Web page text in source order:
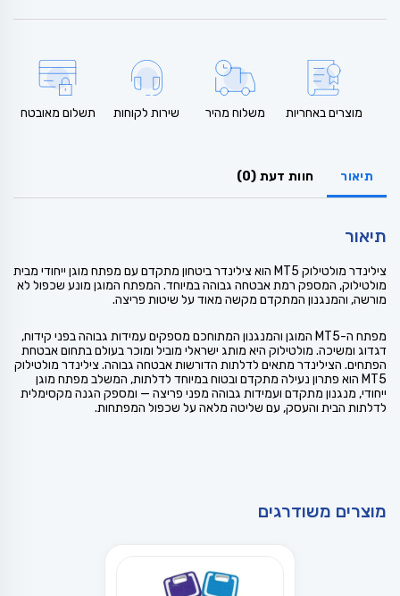
מוצרים באחריות משלוח מהיר שירות לקוחות תשלום מאובטח
תיאור חוות דעת (0)
תיאור
צילינדר מולטילוק MT5 הוא צילינדר ביטחון מתקדם עם מפתח מוגן ייחודי מבית
מולטילוק, המספק רמת אבטחה גבוהה במיוחד. המפתח המוגן מונע שכפול לא
מורשה, והמנגנון המתקדם מקשה מאוד על שיטות פריצה.
מפתח ה-MT5 המוגן והמנגנון המתוחכם מספקים עמידות גבוהה בפני קידוח,
דגדוג ומשיכה. מולטילוק היא מותג ישראלי מוביל ומוכר בעולם בתחום אבטחת
הפתחים. הצילינדר מתאים לדלתות הדורשות אבטחה גבוהה. צילינדר מולטילוק
MT5 הוא פתרון נעילה מתקדם ובטוח במיוחד לדלתות, המשלב מפתח מוגן
ייחודי, מנגנון מתקדם ועמידות גבוהה מפני פריצה — ומספק הגנה מקסימלית
לדלתות הבית והעסק, עם שליטה מלאה על שכפול המפתחות.
מוצרים משודרגים